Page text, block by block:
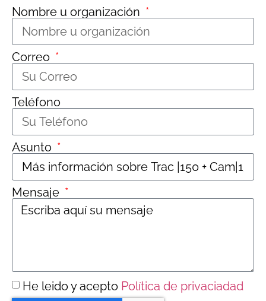
Nombre u organización
Correo
Teléfono
Asunto
Mensaje
He leido y acepto Política de privaciadad